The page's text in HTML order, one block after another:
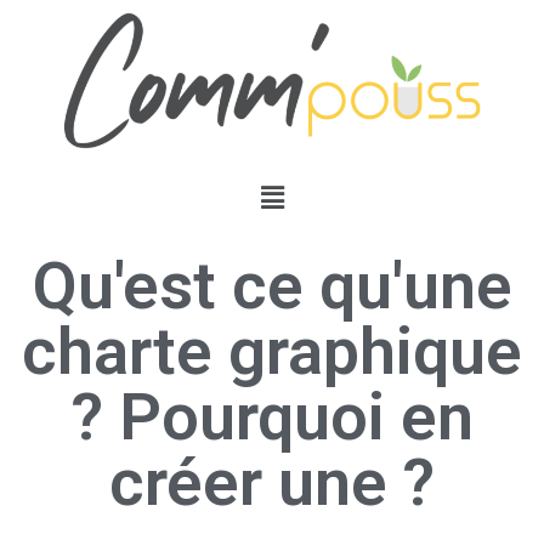
Qu'est ce qu'une
charte graphique
? Pourquoi en
créer une ?